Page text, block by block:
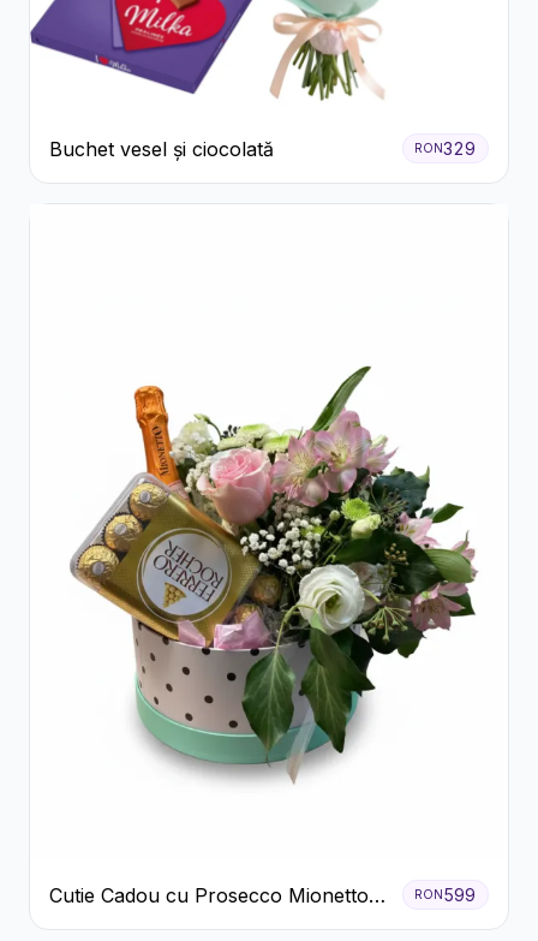
Buchet vesel și ciocolată RON329
Cutie Cadou cu Prosecco Mionetto
Ferrero Rocher și Flori Pastelate
RON 599